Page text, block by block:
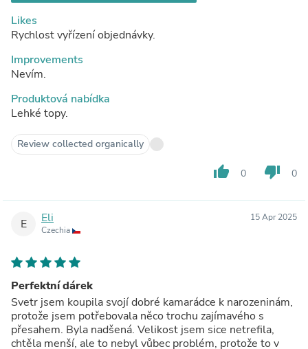
Likes
Rychlost vyřízení objednávky.
Improvements
Nevím.
Produktová nabídka
Lehké topy.
Review collected organically
thumb_up 0 thumb_down 0
E Eli
Czechia
15 Apr 2025
Perfektní dárek
Svetr jsem koupila svojí dobré kamarádce k narozeninám,
protože jsem potřebovala něco trochu zajímavého s
přesahem. Byla nadšená. Velikost jsem sice netrefila,
chtěla menší, ale to nebyl vůbec problém, protože to v